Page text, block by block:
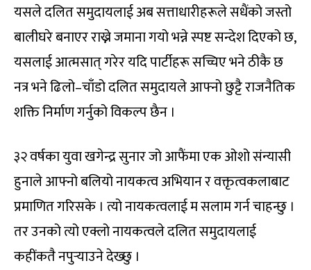
यसले दलित समुदायलाई अब सत्ताधारीहरूले सधैंको जस्तो
बालीघरे बनाएर राख्ने जमाना गयो भन्ने स्पष्ट सन्देश दिएको छ,
यसलाई आत्मसात् गरेर यदि पार्टीहरू सच्चिए भने ठीकै छ
नत्र भने ढिलो–चाँडो दलित समुदायले आफ्नो छुट्टै राजनैतिक
शक्ति निर्माण गर्नुको विकल्प छैन ।
३२ वर्षका युवा खगेन्द्र सुनार जो आफैंमा एक ओशो संन्यासी
हुनाले आफ्नो बलियो नायकत्व अभियान र वक्तृत्वकलाबाट
प्रमाणित गरिसके । त्यो नायकत्वलाई म सलाम गर्न चाहन्छु ।
तर उनको त्यो एक्लो नायकत्वले दलित समुदायलाई
कहींकतै नपुर्‍याउने देख्छु ।